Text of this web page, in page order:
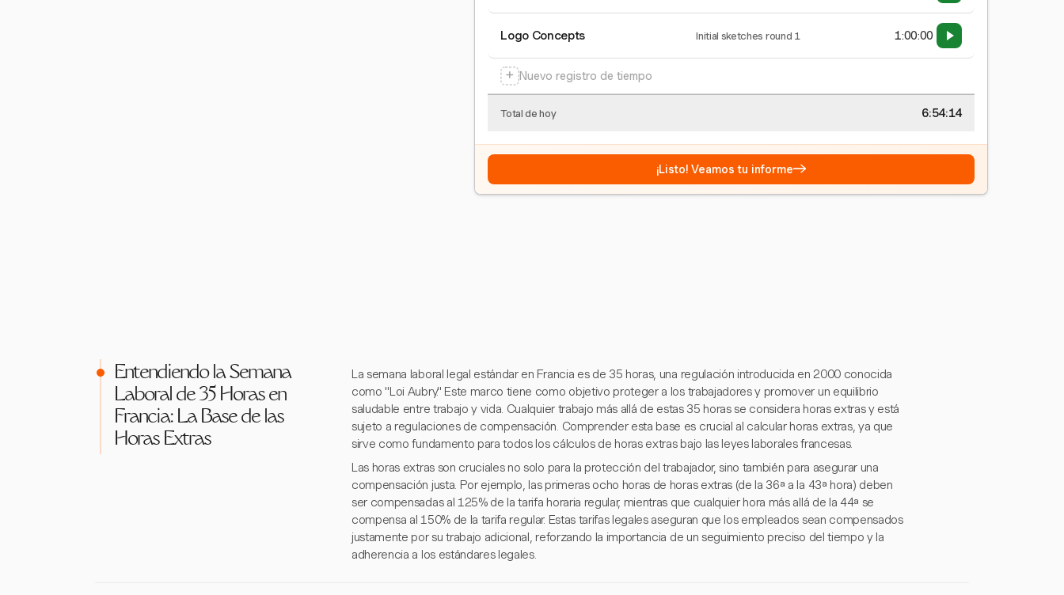
Logo Concepts Initial sketches round 1 1:00:00
+ Nuevo registro de tiempo
Total de hoy 6:54:15
¡Listo! Veamos tu informe→
Entendiendo la Semana
Laboral de 35 Horas en
Francia: La Base de las
Horas Extras
La semana laboral legal estándar en Francia es de 35 horas, una regulación introducida en 2000 conocida
como "Loi Aubry." Este marco tiene como objetivo proteger a los trabajadores y promover un equilibrio
saludable entre trabajo y vida. Cualquier trabajo más allá de estas 35 horas se considera horas extras y está
sujeto a regulaciones de compensación. Comprender esta base es crucial al calcular horas extras, ya que
sirve como fundamento para todos los cálculos de horas extras bajo las leyes laborales francesas.
Las horas extras son cruciales no solo para la protección del trabajador, sino también para asegurar una
compensación justa. Por ejemplo, las primeras ocho horas de horas extras (de la 36ª a la 43ª hora) deben
ser compensadas al 125% de la tarifa horaria regular, mientras que cualquier hora más allá de la 44ª se
compensa al 150% de la tarifa regular. Estas tarifas legales aseguran que los empleados sean compensados
justamente por su trabajo adicional, reforzando la importancia de un seguimiento preciso del tiempo y la
adherencia a los estándares legales.